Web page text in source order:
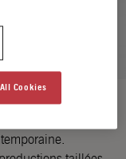
australien
Cookies